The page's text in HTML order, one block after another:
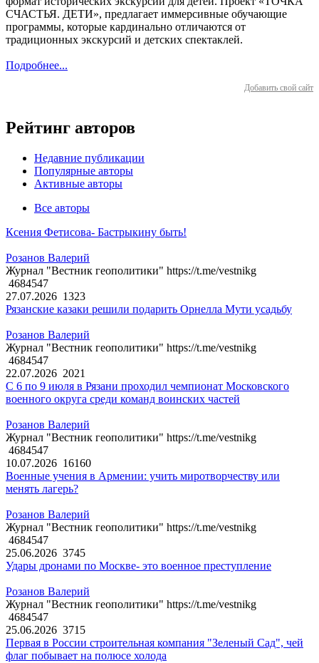
СЧАСТЬЯ. ДЕТИ», предлагает иммерсивные обучающие
программы, которые кардинально отличаются от
традиционных экскурсий и детских спектаклей.
Подробнее...
Добавить свой сайт
Рейтинг авторов
Недавние публикации
Популярные авторы
Активные авторы
Все авторы
Ксения Фетисова- Бастрыкину быть!
Розанов Валерий
Журнал "Вестник геополитики" https://t.me/vestnikg
4684547
27.07.2026 1323
Рязанские казаки решили подарить Орнелла Мути усадьбу
Розанов Валерий
Журнал "Вестник геополитики" https://t.me/vestnikg
4684547
22.07.2026 2021
С 6 по 9 июля в Рязани проходил чемпионат Московского
военного округа среди команд воинских частей
Розанов Валерий
Журнал "Вестник геополитики" https://t.me/vestnikg
4684547
10.07.2026 16160
Военные учения в Армении: учить миротворчеству или
менять лагерь?
Розанов Валерий
Журнал "Вестник геополитики" https://t.me/vestnikg
4684547
25.06.2026 3745
Удары дронами по Москве- это военное преступление
Розанов Валерий
Журнал "Вестник геополитики" https://t.me/vestnikg
4684547
25.06.2026 3715
Первая в России строительная компания "Зеленый Сад", чей
флаг побывает на полюсе холода